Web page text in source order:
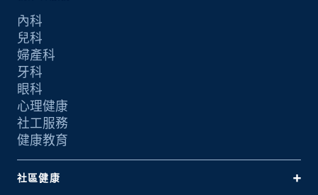
內科
兒科
婦產科
牙科
眼科
心理健康
社工服務
健康教育
社區健康